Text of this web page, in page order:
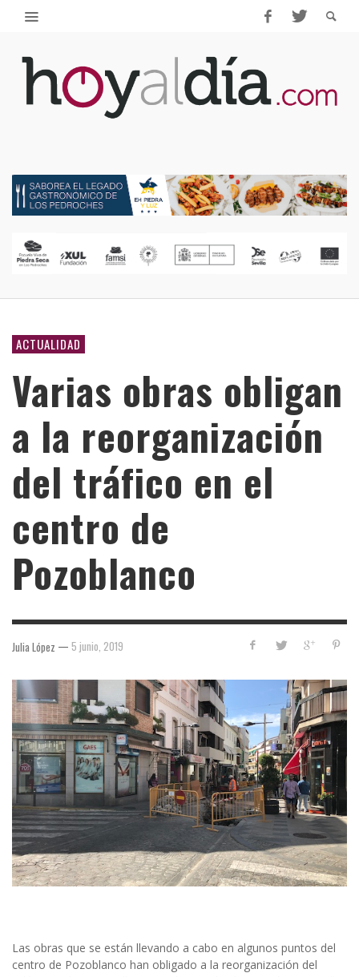
ACTUALIDAD
Varias obras obligan
a la reorganización
del tráfico en el
centro de
Pozoblanco
Julia López — 5 junio, 2019
Las obras que se están llevando a cabo en algunos puntos del
centro de Pozoblanco han obligado a la reorganización del